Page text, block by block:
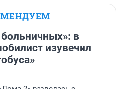
в
изувечил